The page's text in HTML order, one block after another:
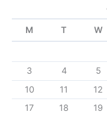
M T W
3
4 5
10
11 12
17
18 19